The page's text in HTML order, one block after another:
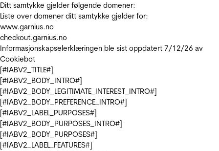
Ditt samtykke gjelder følgende domener:
Liste over domener ditt samtykke gjelder for:
www.garnius.no
checkout.garnius.no
Informasjonskapselerklæringen ble sist oppdatert 7/12/26 av
Cookiebot
[#IABV2_TITLE#]
[#IABV2_BODY_INTRO#]
[#IABV2_BODY_LEGITIMATE_INTEREST_INTRO#]
[#IABV2_BODY_PREFERENCE_INTRO#]
[#IABV2_LABEL_PURPOSES#]
[#IABV2_BODY_PURPOSES_INTRO#]
[#IABV2_BODY_PURPOSES#]
[#IABV2_LABEL_FEATURES#]